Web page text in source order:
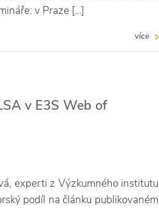
v Praze […]
více
v E3S Web of
experti z Výzkumného institutu
podíl na článku publikovaném